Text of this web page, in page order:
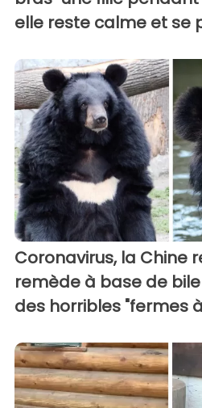
elle reste calme et se
Coronavirus, la Chine
remède à base de
des horribles "fermes